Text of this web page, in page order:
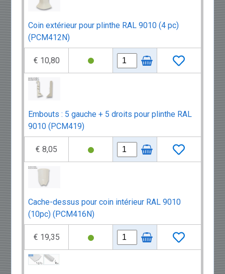
Coin extérieur pour plinthe RAL 9010 (4 pc)
(PCM412N)
€ 10,80
Embouts : 5 gauche + 5 droits pour plinthe RAL
9010 (PCM419)
€ 8,05
Cache-dessus pour coin intérieur RAL 9010
(10pc) (PCM416N)
€ 19,35